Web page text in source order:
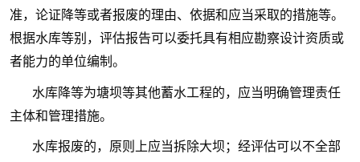
准，论证降等或者报废的理由、依据和应当采取的措施等。
根据水库等别，评估报告可以委托具有相应勘察设计资质或
者能力的单位编制。
水库降等为塘坝等其他蓄水工程的，应当明确管理责任
主体和管理措施。
水库报废的，原则上应当拆除大坝；经评估可以不全部